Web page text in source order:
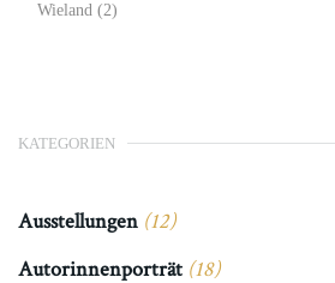
Wieland (2)
KATEGORIEN
Ausstellungen (12)
Autorinnenporträt (18)